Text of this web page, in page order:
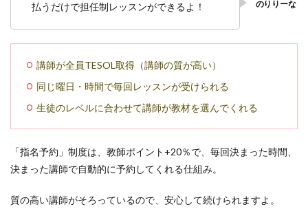
払うだけで担任制レッスンができるよ！
講師が全員TESOL取得（講師の質が高い）
同じ曜日・時間で毎回レッスンが受けられる
生徒のレベルに合わせて講師が教材を選んでくれる
「指名予約」制度は、教師ポイント+20％で、毎回決まった時間、
決まった講師で自動的に予約してくれる仕組み。
質の高い講師がそろっているので、安心して続けられますよ。